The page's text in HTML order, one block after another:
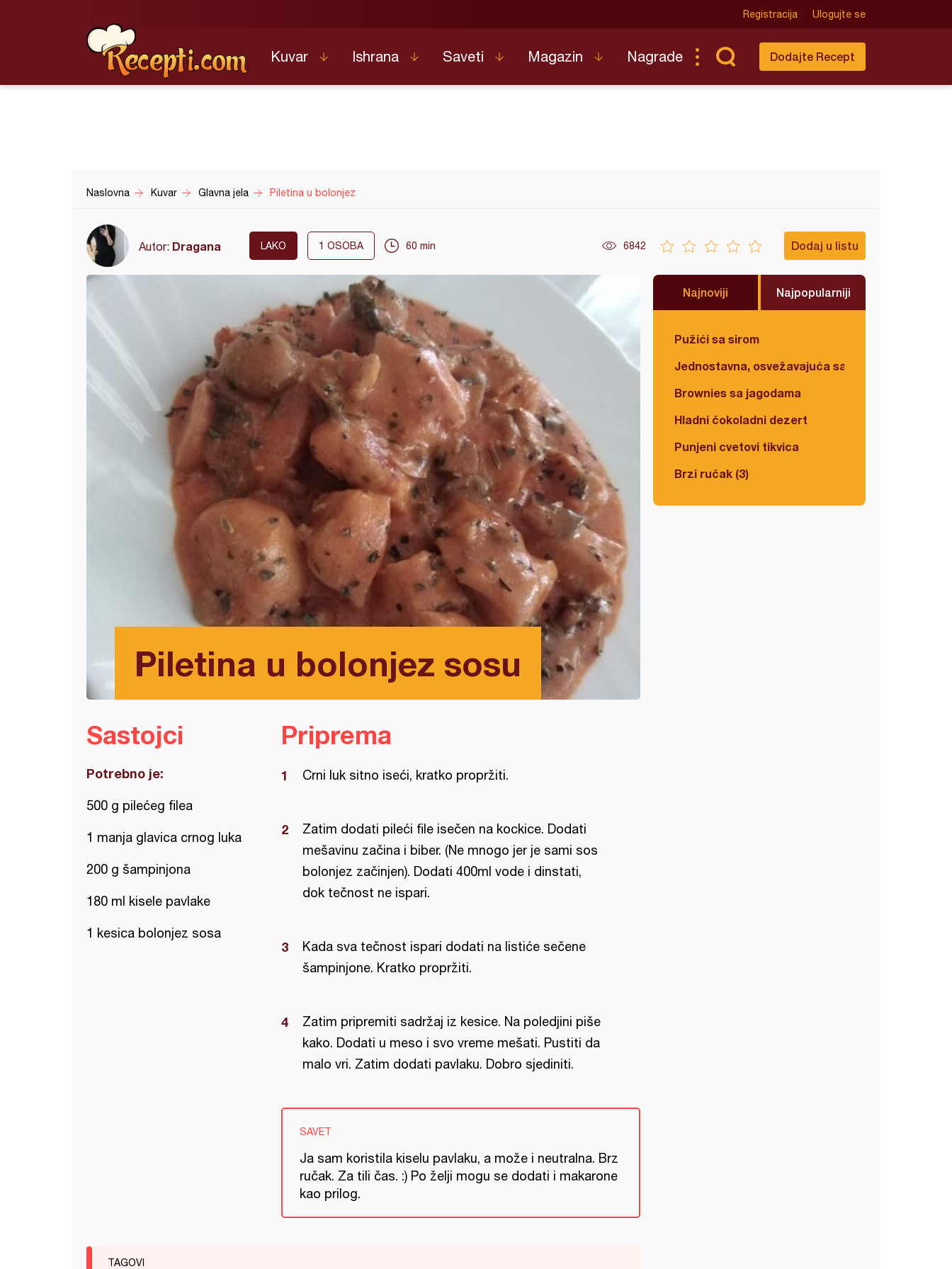
Registracija Ulogujte se
Kuvar Ishrana Saveti Magazin Nagrade Dodajte Recept
Naslovna Kuvar Glavna jela Piletina u bolonjez
Autor: Dragana LAKO 1 OSOBA 60 min 6842 Dodaj u listu
Piletina u bolonjez sosu
Najnoviji Najpopularniji
Pužići sa sirom
Jednostavna, osvežavajuća salata
Brownies sa jagodama
Hladni čokoladni dezert
Punjeni cvetovi tikvica
Brzi ručak (3)
Sastojci
Potrebno je:
500 g pilećeg filea
1 manja glavica crnog luka
200 g šampinjona
180 ml kisele pavlake
1 kesica bolonjez sosa
Priprema
Crni luk sitno iseći, kratko propržiti.
Zatim dodati pileći file isečen na kockice. Dodati
mešavinu začina i biber. (Ne mnogo jer je sami sos
bolonjez začinjen). Dodati 400ml vode i dinstati,
dok tečnost ne ispari.
Kada sva tečnost ispari dodati na listiće sečene
šampinjone. Kratko propržiti.
Zatim pripremiti sadržaj iz kesice. Na poledjini piše
kako. Dodati u meso i svo vreme mešati. Pustiti da
malo vri. Zatim dodati pavlaku. Dobro sjediniti.
SAVET
Ja sam koristila kiselu pavlaku, a može i neutralna. Brz
ručak. Za tili čas. :) Po želji mogu se dodati i makarone
kao prilog.
TAGOVI